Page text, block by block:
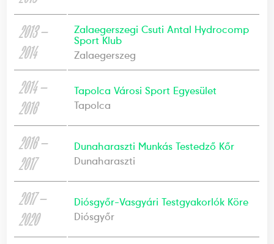
2013 —
2014
Zalaegerszegi Csuti Antal Hydrocomp
Sport Klub
Zalaegerszeg
2014 —
2016
Tapolca Városi Sport Egyesület
Tapolca
2016 —
2017
Dunaharaszti Munkás Testedző Kőr
Dunaharaszti
2017 —
2020
Diósgyőr-Vasgyári Testgyakorlók Köre
Diósgyőr